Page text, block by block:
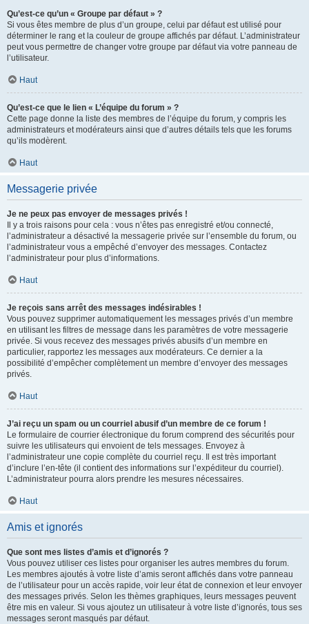
Qu’est-ce qu’un « Groupe par défaut » ?
Si vous êtes membre de plus d’un groupe, celui par défaut est utilisé pour
déterminer le rang et la couleur de groupe affichés par défaut. L’administrateur
peut vous permettre de changer votre groupe par défaut via votre panneau de
l’utilisateur.
Haut
Qu’est-ce que le lien « L’équipe du forum » ?
Cette page donne la liste des membres de l’équipe du forum, y compris les
administrateurs et modérateurs ainsi que d’autres détails tels que les forums
qu’ils modèrent.
Haut
Messagerie privée
Je ne peux pas envoyer de messages privés !
Il y a trois raisons pour cela : vous n’êtes pas enregistré et/ou connecté,
l’administrateur a désactivé la messagerie privée sur l’ensemble du forum, ou
l’administrateur vous a empêché d’envoyer des messages. Contactez
l’administrateur pour plus d’informations.
Haut
Je reçois sans arrêt des messages indésirables !
Vous pouvez supprimer automatiquement les messages privés d’un membre
en utilisant les filtres de message dans les paramètres de votre messagerie
privée. Si vous recevez des messages privés abusifs d’un membre en
particulier, rapportez les messages aux modérateurs. Ce dernier a la
possibilité d’empêcher complètement un membre d’envoyer des messages
privés.
Haut
J’ai reçu un spam ou un courriel abusif d’un membre de ce forum !
Le formulaire de courrier électronique du forum comprend des sécurités pour
suivre les utilisateurs qui envoient de tels messages. Envoyez à
l’administrateur une copie complète du courriel reçu. Il est très important
d’inclure l’en-tête (il contient des informations sur l’expéditeur du courriel).
L’administrateur pourra alors prendre les mesures nécessaires.
Haut
Amis et ignorés
Que sont mes listes d’amis et d’ignorés ?
Vous pouvez utiliser ces listes pour organiser les autres membres du forum.
Les membres ajoutés à votre liste d’amis seront affichés dans votre panneau
de l’utilisateur pour un accès rapide, voir leur état de connexion et leur envoyer
des messages privés. Selon les thèmes graphiques, leurs messages peuvent
être mis en valeur. Si vous ajoutez un utilisateur à votre liste d’ignorés, tous ses
messages seront masqués par défaut.